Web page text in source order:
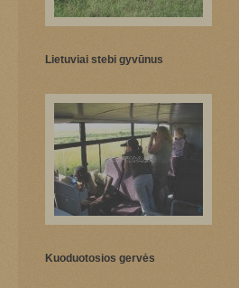
Lietuviai stebi gyvūnus
Kuoduotosios gervės